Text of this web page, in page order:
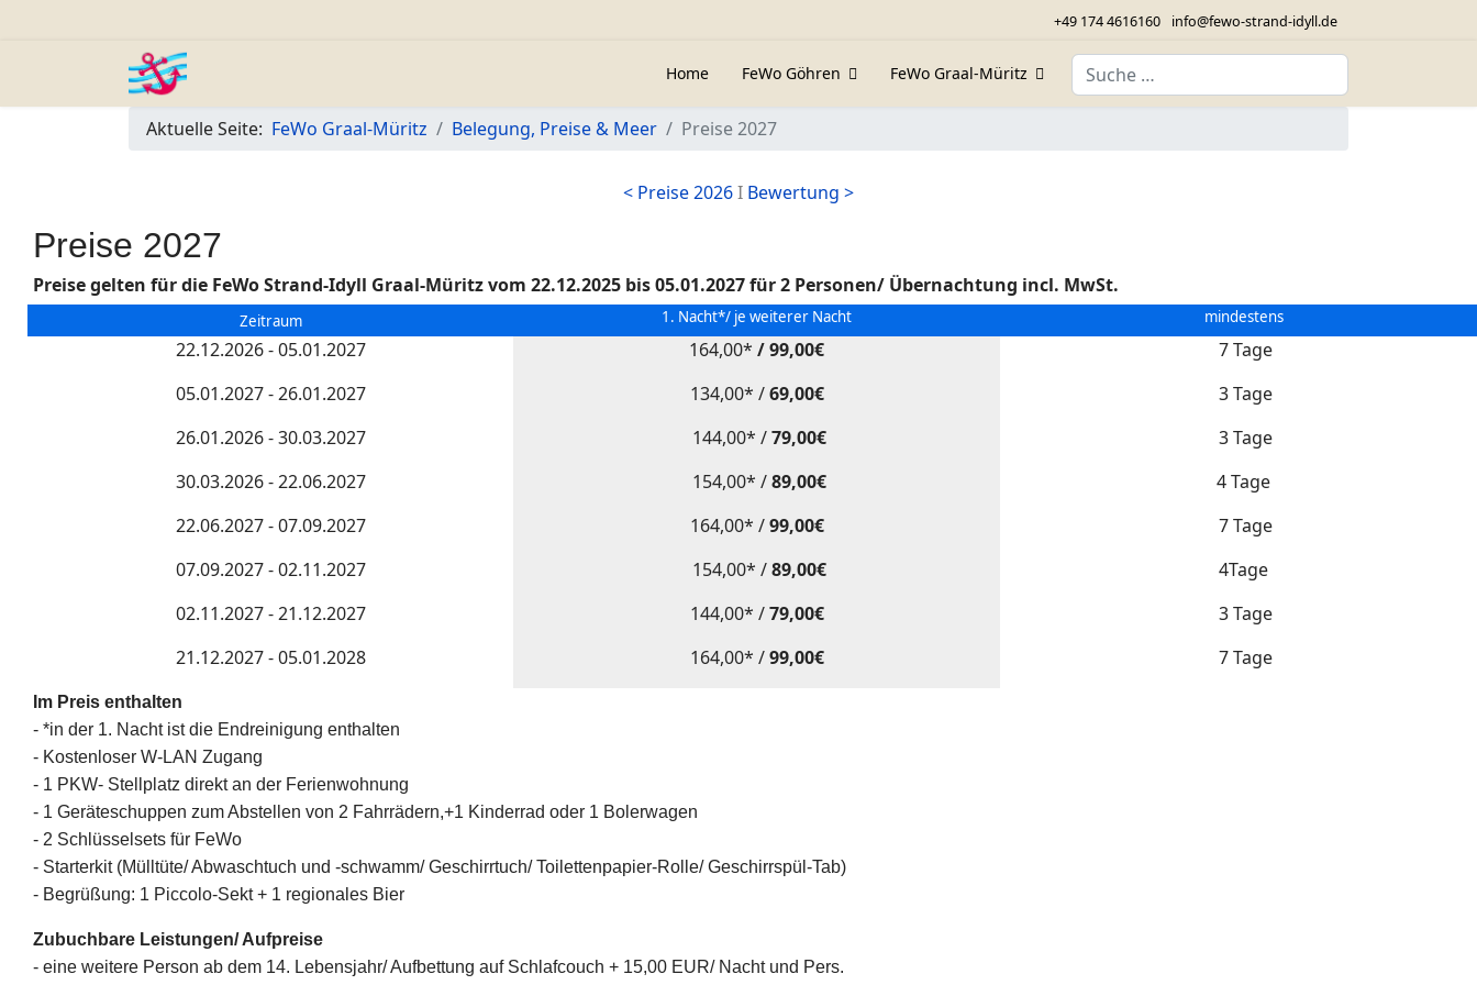
+49 174 4616160 info@fewo-strand-idyll.de
Home FeWo Göhren FeWo Graal-Müritz Suchen
Aktuelle Seite: FeWo Graal-Müritz Belegung, Preise & Meer Preise 2027
< Preise 2026I Bewertung >
Preise 2027
Preise gelten für die FeWo Strand-Idyll Graal-Müritz vom 22.12.2025 bis 05.01.2027 für 2 Personen/ Übernachtung incl. MwSt.
Zeitraum 1. Nacht*/ je weiterer Nacht mindestens
22.12.2026 - 05.01.2027 164,00* / 99,00€
7 Tage
05.01.2027 - 26.01.2027
134,00* /69,00€
3 Tage
26.01.2026 - 30.03.2027
144,00* /79,00€
3 Tage
30.03.2026 - 22.06.2027
154,00* /89,00€
4 Tage
22.06.2027 - 07.09.2027
164,00* /99,00€
7 Tage
07.09.2027 - 02.11.2027
154,00* /89,00€
4Tage
02.11.2027 - 21.12.2027
144,00* /79,00€
3 Tage
21.12.2027 - 05.01.2028
164,00* /99,00€ 7 Tage
Im Preis enthalten
- *in der 1. Nacht ist die Endreinigung enthalten
- Kostenloser W-LAN Zugang
- 1 PKW- Stellplatz direkt an der Ferienwohnung
- 1 Geräteschuppen zum Abstellen von 2 Fahrrädern,+1 Kinderrad oder 1 Bolerwagen
- 2 Schlüsselsets für FeWo
- Starterkit (Mülltüte/ Abwaschtuch und -schwamm/ Geschirrtuch/ Toilettenpapier-Rolle/ Geschirrspül-Tab)
- Begrüßung: 1 Piccolo-Sekt + 1 regionales Bier
Zubuchbare Leistungen/ Aufpreise
- eine weitere Person ab dem 14. Lebensjahr/ Aufbettung auf Schlafcouch + 15,00 EUR/ Nacht und Pers.